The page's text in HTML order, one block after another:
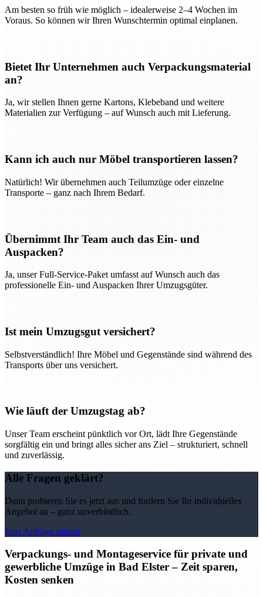
Am besten so früh wie möglich – idealerweise 2–4 Wochen im
Voraus. So können wir Ihren Wunschtermin optimal einplanen.
Bietet Ihr Unternehmen auch Verpackungsmaterial
an?
Ja, wir stellen Ihnen gerne Kartons, Klebeband und weitere
Materialien zur Verfügung – auf Wunsch auch mit Lieferung.
Kann ich auch nur Möbel transportieren lassen?
Natürlich! Wir übernehmen auch Teilumzüge oder einzelne
Transporte – ganz nach Ihrem Bedarf.
Übernimmt Ihr Team auch das Ein- und
Auspacken?
Ja, unser Full-Service-Paket umfasst auf Wunsch auch das
professionelle Ein- und Auspacken Ihrer Umzugsgüter.
Ist mein Umzugsgut versichert?
Selbstverständlich! Ihre Möbel und Gegenstände sind während des
Transports über uns versichert.
Wie läuft der Umzugstag ab?
Unser Team erscheint pünktlich vor Ort, lädt Ihre Gegenstände
sorgfältig ein und bringt alles sicher ans Ziel – strukturiert, schnell
und zuverlässig.
Alle Fragen geklärt?
Dann probieren Sie es jetzt aus und fordern Sie Ihr individuelles
Angebot an – ganz unverbindlich.
Jetzt Anfrage starten
Verpackungs- und Montageservice für private und
gewerbliche Umzüge in Bad Elster – Zeit sparen,
Kosten senken